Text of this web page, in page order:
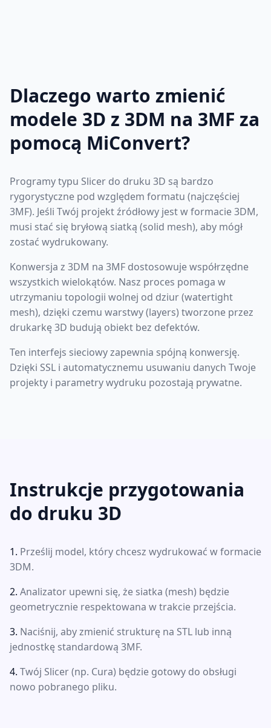
Dlaczego warto zmienić
modele 3D z 3DM na 3MF za
pomocą MiConvert?
Programy typu Slicer do druku 3D są bardzo
rygorystyczne pod względem formatu (najczęściej
3MF). Jeśli Twój projekt źródłowy jest w formacie 3DM,
musi stać się bryłową siatką (solid mesh), aby mógł
zostać wydrukowany.
Konwersja z 3DM na 3MF dostosowuje współrzędne
wszystkich wielokątów. Nasz proces pomaga w
utrzymaniu topologii wolnej od dziur (watertight
mesh), dzięki czemu warstwy (layers) tworzone przez
drukarkę 3D budują obiekt bez defektów.
Ten interfejs sieciowy zapewnia spójną konwersję.
Dzięki SSL i automatycznemu usuwaniu danych Twoje
projekty i parametry wydruku pozostają prywatne.
Instrukcje przygotowania
do druku 3D
Prześlij model, który chcesz wydrukować w formacie
3DM.
Analizator upewni się, że siatka (mesh) będzie
geometrycznie respektowana w trakcie przejścia.
Naciśnij, aby zmienić strukturę na STL lub inną
jednostkę standardową 3MF.
Twój Slicer (np. Cura) będzie gotowy do obsługi
nowo pobranego pliku.